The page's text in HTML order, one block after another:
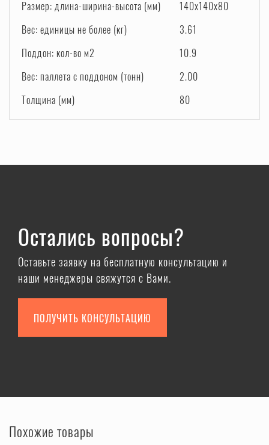
Размер: длина-ширина-высота (мм)
140x140x80
Вес: единицы не более (кг)
3.61
Поддон: кол-во м2
10.9
Вес: паллета с поддоном (тонн)
2.00
Толщина (мм)
80
Остались вопросы?
Оставьте заявку на бесплатную консультацию и
наши менеджеры свяжутся с Вами.
ПОЛУЧИТЬ КОНСУЛЬТАЦИЮ
Похожие товары